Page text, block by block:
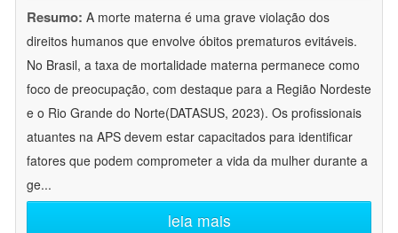
Resumo: A morte materna é uma grave violação dos
direitos humanos que envolve óbitos prematuros evitáveis.
No Brasil, a taxa de mortalidade materna permanece como
foco de preocupação, com destaque para a Região Nordeste
e o Rio Grande do Norte(DATASUS, 2023). Os profissionais
atuantes na APS devem estar capacitados para identificar
fatores que podem comprometer a vida da mulher durante a
ge...
leia mais